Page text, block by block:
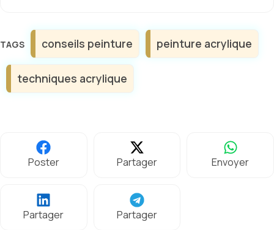
Étiquettes
conseils peinture peinture acrylique
techniques acrylique
Poster Partager Envoyer
Partager Partager